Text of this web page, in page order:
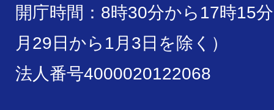
開庁時間：8時30分から17時15
月29日から1月3日を除く）
法人番号4000020122068